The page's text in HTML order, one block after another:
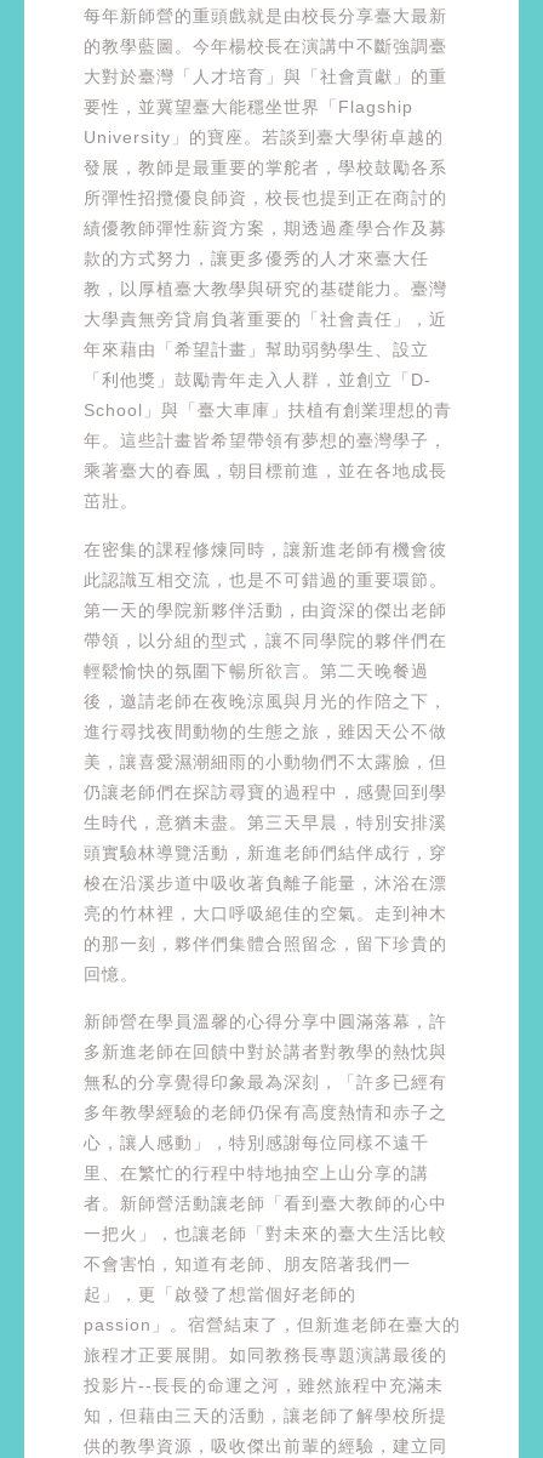
每年新師營的重頭戲就是由校長分享臺大最新
的教學藍圖。今年楊校長在演講中不斷強調臺
大對於臺灣「人才培育」與「社會貢獻」的重
要性，並冀望臺大能穩坐世界「Flagship
University」的寶座。若談到臺大學術卓越的
發展，教師是最重要的掌舵者，學校鼓勵各系
所彈性招攬優良師資，校長也提到正在商討的
績優教師彈性薪資方案，期透過產學合作及募
款的方式努力，讓更多優秀的人才來臺大任
教，以厚植臺大教學與研究的基礎能力。臺灣
大學責無旁貸肩負著重要的「社會責任」，近
年來藉由「希望計畫」幫助弱勢學生、設立
「利他獎」鼓勵青年走入人群，並創立「D-
School」與「臺大車庫」扶植有創業理想的青
年。這些計畫皆希望帶領有夢想的臺灣學子，
乘著臺大的春風，朝目標前進，並在各地成長
茁壯。
在密集的課程修煉同時，讓新進老師有機會彼
此認識互相交流，也是不可錯過的重要環節。
第一天的學院新夥伴活動，由資深的傑出老師
帶領，以分組的型式，讓不同學院的夥伴們在
輕鬆愉快的氛圍下暢所欲言。第二天晚餐過
後，邀請老師在夜晚涼風與月光的作陪之下，
進行尋找夜間動物的生態之旅，雖因天公不做
美，讓喜愛濕潮細雨的小動物們不太露臉，但
仍讓老師們在探訪尋寶的過程中，感覺回到學
生時代，意猶未盡。第三天早晨，特別安排溪
頭實驗林導覽活動，新進老師們結伴成行，穿
梭在沿溪步道中吸收著負離子能量，沐浴在漂
亮的竹林裡，大口呼吸絕佳的空氣。走到神木
的那一刻，夥伴們集體合照留念，留下珍貴的
回憶。
新師營在學員溫馨的心得分享中圓滿落幕，許
多新進老師在回饋中對於講者對教學的熱忱與
無私的分享覺得印象最為深刻，「許多已經有
多年教學經驗的老師仍保有高度熱情和赤子之
心，讓人感動」，特別感謝每位同樣不遠千
里、在繁忙的行程中特地抽空上山分享的講
者。新師營活動讓老師「看到臺大教師的心中
一把火」，也讓老師「對未來的臺大生活比較
不會害怕，知道有老師、朋友陪著我們一
起」，更「啟發了想當個好老師的
passion」。宿營結束了，但新進老師在臺大的
旅程才正要展開。如同教務長專題演講最後的
投影片--長長的命運之河，雖然旅程中充滿未
知，但藉由三天的活動，讓老師了解學校所提
供的教學資源，吸收傑出前輩的經驗，建立同